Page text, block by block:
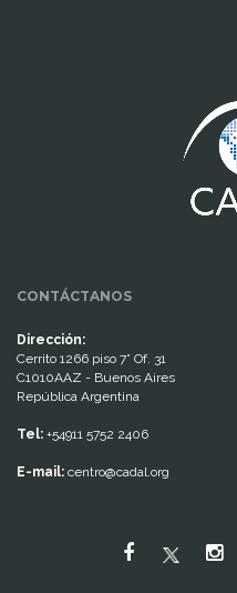
CONTÁCTANOS
Dirección:
Cerrito 1266 piso 7° Of. 31
C1010AAZ - Buenos Aires
República Argentina
Tel: +54911 5752 2406
E-mail: centro@cadal.org